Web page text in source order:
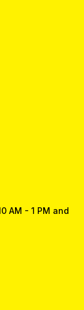
AM - 1 PM and